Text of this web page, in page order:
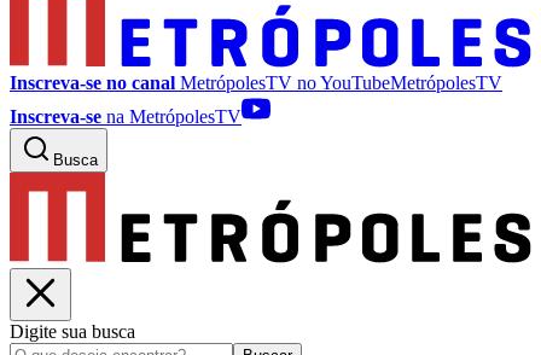
Inscreva-se no canal MetrópolesTV noYouTubeMetrópolesTV
Inscreva-se na MetrópolesTV
Busca
Digite sua busca